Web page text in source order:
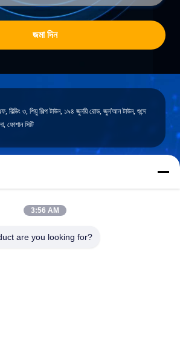
জমা দিন
বিল্ডিং ৩, শিয়ু শিল্প টাউন, ১৯৪ জুনয়ি রোড, জুন'আন টাউন, শুন্দে
ফোশান সিটি
3:56 AM
are you looking for?